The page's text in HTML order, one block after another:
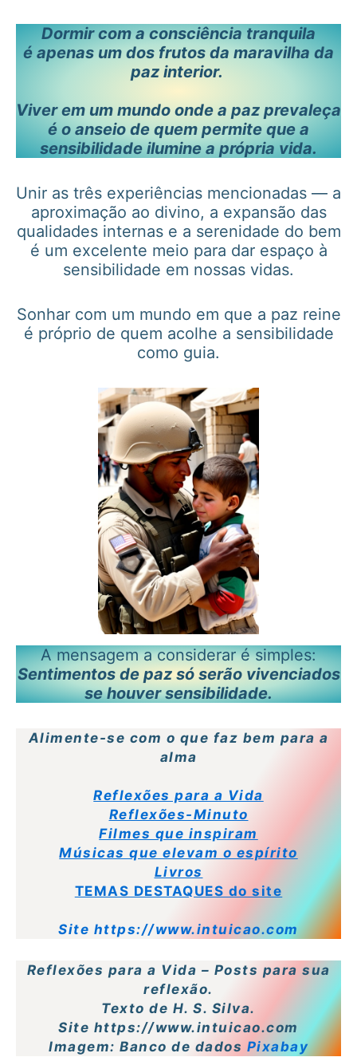
Dormir com a consciência tranquila
é apenas um dos frutos da maravilha da
paz interior.
Viver em um mundo onde a paz prevaleça
é o anseio de quem permite que a
sensibilidade ilumine a própria vida.
Unir as três experiências mencionadas — a
aproximação ao divino, a expansão das
qualidades internas e a serenidade do bem
é um excelente meio para dar espaço à
sensibilidade em nossas vidas.
Sonhar com um mundo em que a paz reine
é próprio de quem acolhe a sensibilidade
como guia.
A mensagem a considerar é simples:
Sentimentos de paz só serão vivenciados
se houver sensibilidade.
Alimente-se com o que faz bem para a
alma
Reflexões para a Vida
Reflexões-Minuto
Filmes que inspiram
Músicas que elevam o espírito
Livros
TEMAS DESTAQUES do site
Site https://www.intuicao.com
Reflexões para a Vida – Posts para sua
reflexão.
Texto de H. S. Silva.
Site https://www.intuicao.com
Imagem: Banco de dados Pixabay